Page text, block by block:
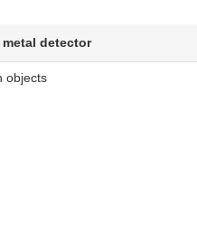
detector
objects